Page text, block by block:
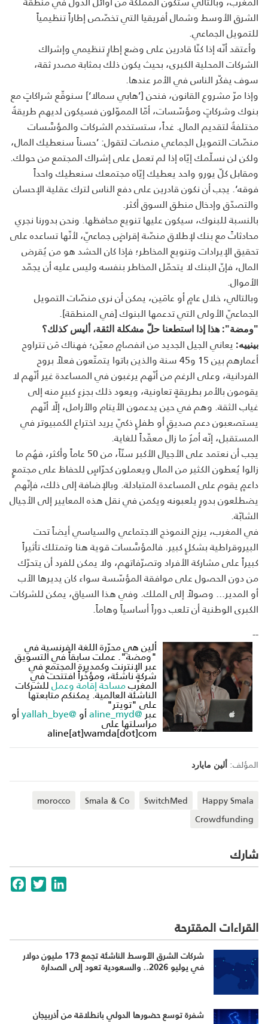
الشرق الأوسط وشمال أفريقيا التي تخصّص إطاراً تنظيمياً
للتمويل الجماعي.
وأعتقد أنّه إذا كنّا قادرين على وضع إطارٍ تنظيمي وإشراك
الشركات المحلية الكبرى، بحيث يكون ذلك بمثابة مصدر ثقة،
سوف يفكّر الناس في الأمر عندها.
وإذا مرّ مشروع القانون، فنحن [’هابي سمالا‘] سنوقّع شراكاتٍ مع
بنوك وشركاتٍ ومؤسّسات، أمّا المموّلون فسيكون لديهم طريقةٌ
مختلفةٌ لتقديم المال. غداً، ستستخدم الشركات والمؤسَّسات
منصّات التمويل الجماعي منصات لتقول: ’حسناً سنعطيك المال،
ولكن لن نسلّمك إيّاه إذا لم تعمل على إشراك المجتمع من حولك.
ومقابل كلّ يورو واحد يعطيك إيّاه مجتمعك سنعطيك واحداً
فوقه‘. يجب أن نكون قادرين على دفع الناس لترك عقلية الإحسان
والتصدّق وإدخال منطق السوق أكثر.
بالنسبة للبنوك، سيكون عليها تنويع محافظها. ونحن بدورنا نجري
محادثاتً مع بنك لإطلاق منصّة إقراضٍ جماعيّ، لأنّها تساعده على
تحقيق الإيرادات وتنويع المخاطر؛ فإذا كان الحشد هو من يُقرض
المال، فإنّ البنك لا يتحمّل المخاطر بنفسه وليس عليه أن يجمّد
الأموال.
وبالتالي، خلال عامٍ أو عامَين، يمكن أن نرى منصّات التمويل
الجماعيّ الأولى التي تدعمها البنوك [في المنطقة].
"ومضة": هذا إذا استطعنا حلّ مشكلة الثقة، أليس كذلك؟
بينييه: يعاني الجيل الجديد من انفصامٍ معيّن؛ فهناك مَن تتراوح
أعمارهم بين 15 و45 سنة والذين باتوا يتمتّعون فعلاً بروح
الفردانية، وعلى الرغم من أنّهم يرغبون في المساعدة غير أنّهم لا
يقومون بالأمر بطريقةٍ تعاونية، ويعود ذلك بجزءٍ كبيرٍ منه إلى
غياب الثقة. وهم في حين يدعمون الأيتام والأرامل، إلّا أنّهم
يستصعبون دعم صديقٍ أو طفلٍ ذكيّ يريد اختراع الكمبيوتر في
المستقبل، إنّه أمرٌ ما زال معقّداً للغاية.
يجب أن نعتمد على الأجيال الأكبر سنّاً، من 50 عاماً وأكثر، فهُم ما
زالوا يُعطون الكثير من المال ويعملون كحرّاسٍ للحفاظ على مجتمعٍ
داعمٍ يقوم على المساعدة المتبادلة. وبالإضافة إلى ذلك، فإنّهم
يضطلعون بدورٍ يلعبونه ويكمن في نقل هذه المعايير إلى الأجيال
الشابّة.
في المغرب، يرزح النموذج الاجتماعي والسياسي أيضاً تحت
البيروقراطية بشكلٍ كبير. فالمؤسَّسات قوية هنا وتمتلك تأثيراً
كبيراً على مشاركة الأفراد وتصرّفاتهم، ولا يمكن للفرد أن يتحرّك
من دون الحصول على موافقة المؤسّسة سواء كان يديرها الأب
أو المدير... وصولاً إلى الملك. وفي هذا السياق، يمكن للشركات
الكبرى الوطنية أن تلعب دوراً أساسياً وهاماً.
--
ألين هي محرّرة اللغة الفرنسية في
"ومضة". عملت سابقاً في التسويق
عبر الإنترنت وكمديرة المجتمع في
شركةٍ ناشئة، ومؤخّراً افتتحت في
المغربمساحة إقامة وعملللشركات
الناشئة العالمية. يمكنكم متابعتها
على "تويتر"
عبر@aline_myd أو@yallah_bye أو
مراسلتها على
aline[at]wamda[dot]com
المؤلف: ألين مايارد
Happy Smala
SwitchMed
Smala & Co
morocco
Crowdfunding
شارك
TwitterLinkedIn
القراءات المقترحة
شركات الشرق الأوسط الناشئة تجمع 173 مليون دولار
في يوليو 2026.. والسعودية تعود إلى الصدارة
شفرة توسع حضورها الدولي بانطلاقة من أذربيجان